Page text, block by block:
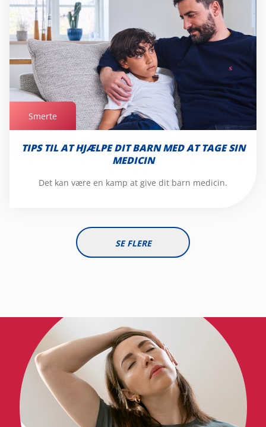
Smerte
TIPS TIL AT HJÆLPE DIT BARN MED AT TAGE SIN
MEDICIN
Det kan være en kamp at give dit barn medicin.
SE FLERE